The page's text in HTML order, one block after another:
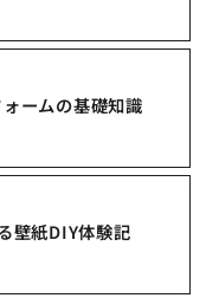
ームの基礎知識
壁紙DIY体験記